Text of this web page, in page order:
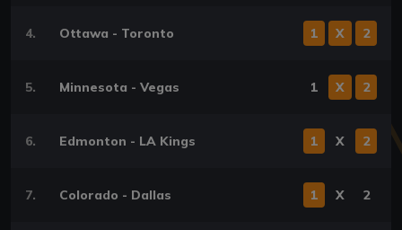
4. Ottawa - Toronto 1 X 2
5. Minnesota - Vegas 1 X 2
6. Edmonton - LA Kings 1 X 2
7. Colorado - Dallas 1 X 2